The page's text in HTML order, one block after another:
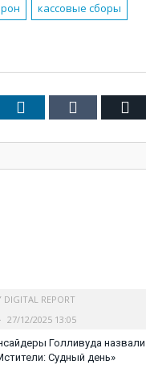
кассовые сборы
LinkedIn Tumblr
DIGITAL REPORT
27/12/2025 13:05
Голливуда назвали
Судный день»